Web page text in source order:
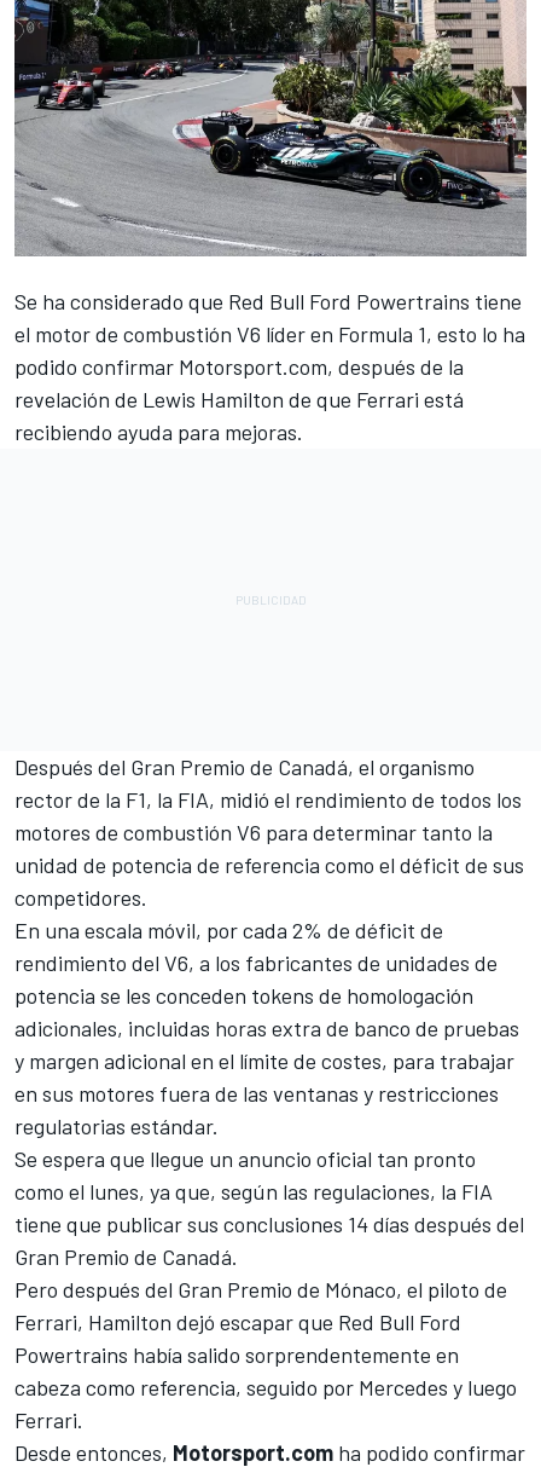
Se ha considerado que Red Bull Ford Powertrains tiene
el motor de combustión V6 líder en Formula 1, esto lo ha
podido confirmar Motorsport.com, después de la
revelación de Lewis Hamilton de que Ferrari está
recibiendo ayuda para mejoras.
Después del Gran Premio de Canadá, el organismo
rector de la F1, la FIA, midió el rendimiento de todos los
motores de combustión V6 para determinar tanto la
unidad de potencia de referencia como el déficit de sus
competidores.
En una escala móvil, por cada 2% de déficit de
rendimiento del V6, a los fabricantes de unidades de
potencia se les conceden tokens de homologación
adicionales, incluidas horas extra de banco de pruebas
y margen adicional en el límite de costes, para trabajar
en sus motores fuera de las ventanas y restricciones
regulatorias estándar.
Se espera que llegue un anuncio oficial tan pronto
como el lunes, ya que, según las regulaciones, la FIA
tiene que publicar sus conclusiones 14 días después del
Gran Premio de Canadá.
Pero después del Gran Premio de Mónaco, el piloto de
Ferrari, Hamilton dejó escapar que Red Bull Ford
Powertrains había salido sorprendentemente en
cabeza como referencia, seguido por Mercedes y luego
Ferrari.
Desde entonces, Motorsport.com ha podido confirmar